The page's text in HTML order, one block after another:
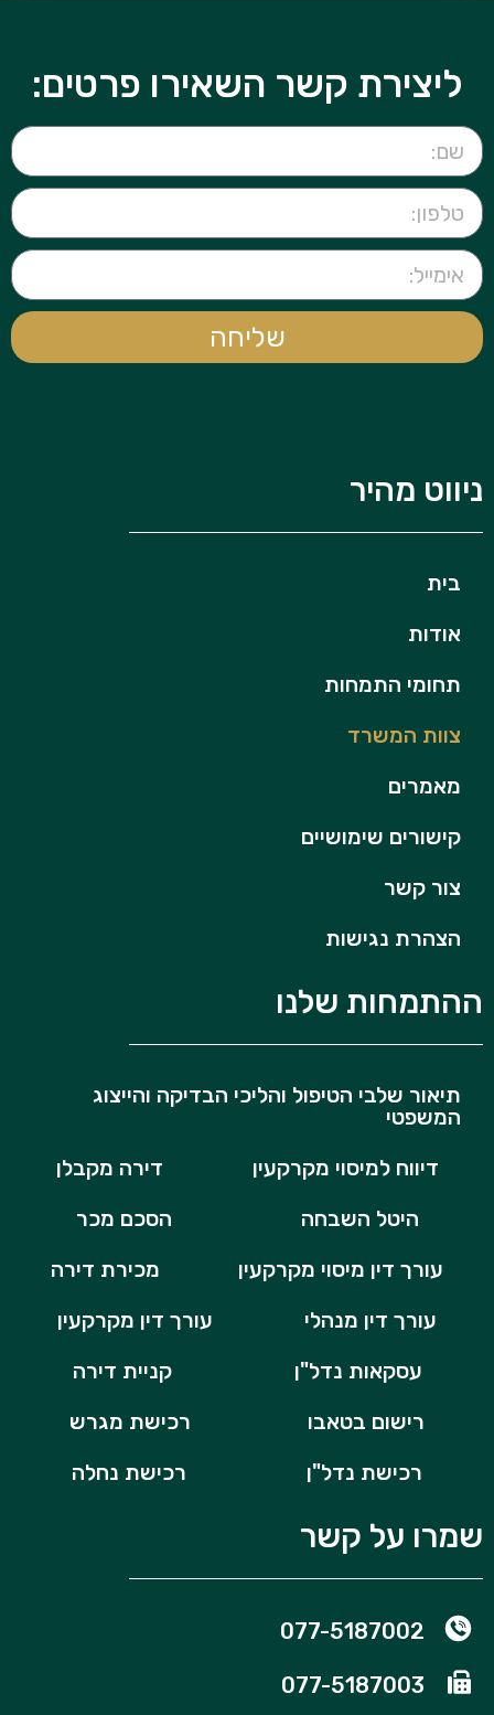
ליצירת קשר השאירו פרטים:
שליחה
ניווט מהיר
בית
אודות
תחומי התמחות
צוות המשרד
מאמרים
קישורים שימושיים
צור קשר
הצהרת נגישות
ההתמחות שלנו
תיאור שלבי הטיפול והליכי הבדיקה והייצוג
המשפטי
דיווח למיסוי מקרקעין
דירה מקבלן
היטל השבחה
הסכם מכר
עורך דין מיסוי מקרקעין
מכירת דירה
עורך דין מנהלי
עורך דין מקרקעין
עסקאות נדל"ן
קניית דירה
רישום בטאבו
רכישת מגרש
רכישת נדל"ן
רכישת נחלה
שמרו על קשר
077-5187002
077-5187003